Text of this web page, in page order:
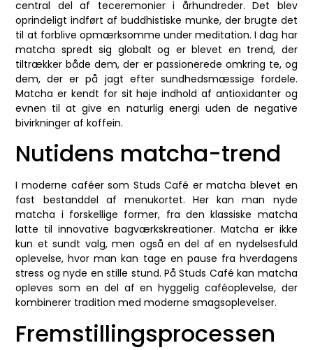
central del af teceremonier i århundreder. Det blev
oprindeligt indført af buddhistiske munke, der brugte det
til at forblive opmærksomme under meditation. I dag har
matcha spredt sig globalt og er blevet en trend, der
tiltrækker både dem, der er passionerede omkring te, og
dem, der er på jagt efter sundhedsmæssige fordele.
Matcha er kendt for sit høje indhold af antioxidanter og
evnen til at give en naturlig energi uden de negative
bivirkninger af koffein.
Nutidens matcha-trend
I moderne caféer som Studs Café er matcha blevet en
fast bestanddel af menukortet. Her kan man nyde
matcha i forskellige former, fra den klassiske matcha
latte til innovative bagværkskreationer. Matcha er ikke
kun et sundt valg, men også en del af en nydelsesfuld
oplevelse, hvor man kan tage en pause fra hverdagens
stress og nyde en stille stund. På Studs Café kan matcha
opleves som en del af en hyggelig caféoplevelse, der
kombinerer tradition med moderne smagsoplevelser.
Fremstillingsprocessen